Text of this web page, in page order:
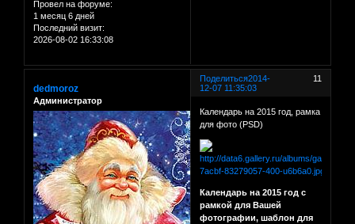
Провел на форуме:
1 месяц 6 дней
Последний визит:
2026-08-02 16:33:08
Поделиться 11
2014-
12-07 11:35:03
dedmoroz
Администратор
Календарь на 2015 год, рамка
для фото (PSD)
Календарь на 2015 год с
рамкой для Вашей
фотографии, шаблон для